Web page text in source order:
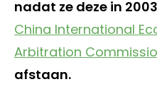
nadat ze deze in
China International
Arbitration
afstaan.